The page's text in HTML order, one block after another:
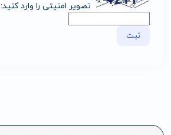
تصویر امنیتی را وارد کنید: